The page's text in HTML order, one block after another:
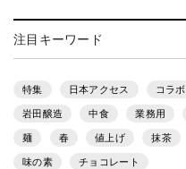
注目キーワード
特集 日本アクセス コラボ
岩田醸造 中食 業務用
麺 春 値上げ 抹茶
味の素 チョコレート